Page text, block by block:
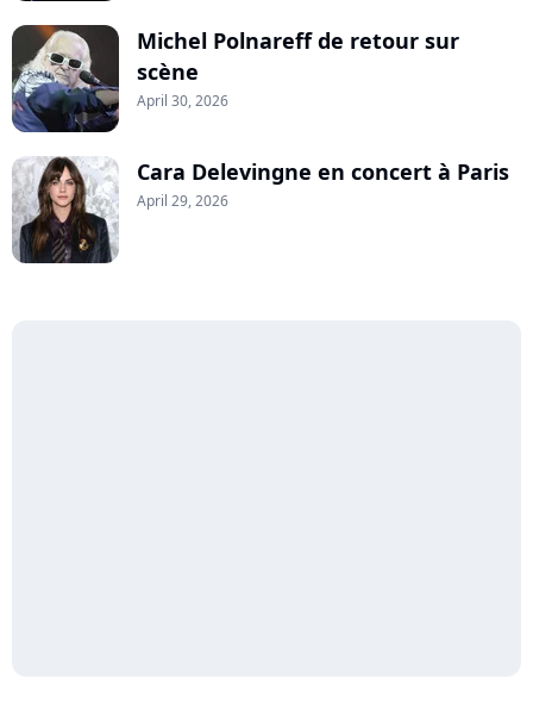
Michel Polnareff de retour sur
scène
April 30, 2026
Cara Delevingne en concert à Paris
April 29, 2026